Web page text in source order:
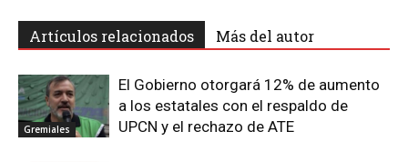
Artículos relacionados Más del autor
Gremiales
El Gobierno otorgará 12% de aumento
a los estatales con el respaldo de
UPCN y el rechazo de ATE